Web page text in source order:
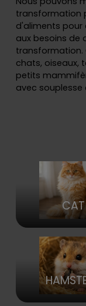
transformation
d'aliments pour
aux besoins de
transformation.
chats, oiseaux,
petits
avec souplesse
CAT